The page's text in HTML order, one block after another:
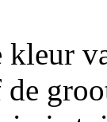
kleur